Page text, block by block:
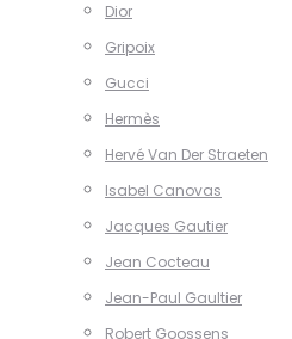
Dior
Gripoix
Gucci
Hermès
Hervé Van Der Straeten
Isabel Canovas
Jacques Gautier
Jean Cocteau
Jean-Paul Gaultier
Robert Goossens